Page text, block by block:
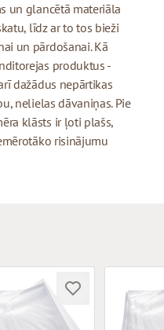
un glancētā materiāla
līdz ar to tos bieži
un pārdošanai. Kā
produktus -
dažādus nepārtikas
nelielas dāvaniņas. Pie
klāsts ir ļoti plašs,
risinājumu